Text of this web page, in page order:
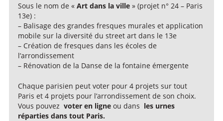
Sous le nom de « Art dans la ville » (projet n° 24 – Paris
13e) :
– Balisage des grandes fresques murales et application
mobile sur la diversité du street art dans le 13e
– Création de fresques dans les écoles de
l’arrondissement
– Rénovation de la Danse de la fontaine émergente
Chaque parisien peut voter pour 4 projets sur tout
Paris et 4 projets pour l’arrondissement de son choix.
Vous pouvez voter en ligne ou dans les urnes
réparties dans tout Paris.